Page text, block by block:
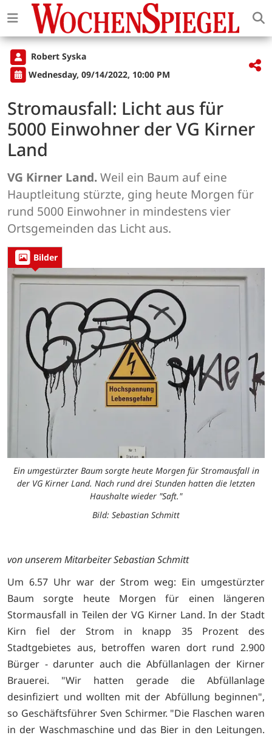
Robert Syska
Wednesday, 09/14/2022, 10:00 PM
Stromausfall: Licht aus für
5000 Einwohner der VG Kirner
Land
VG Kirner Land.Weil ein Baum auf eine
Hauptleitung stürzte, ging heute Morgen für
rund 5000 Einwohner in mindestens vier
Ortsgemeinden das Licht aus.
Bilder
Ein umgestürzter Baum sorgte heute Morgen für Stromausfall in
der VG Kirner Land. Nach rund drei Stunden hatten die letzten
Haushalte wieder "Saft."
Bild: Sebastian Schmitt
von unserem Mitarbeiter Sebastian Schmitt
Um 6.57 Uhr war der Strom weg: Ein umgestürzter
Baum sorgte heute Morgen für einen längeren
Stormausfall in Teilen der VG Kirner Land. In der Stadt
Kirn fiel der Strom in knapp 35 Prozent des
Stadtgebietes aus, betroffen waren dort rund 2.900
Bürger - darunter auch die Abfüllanlagen der Kirner
Brauerei. "Wir hatten gerade die Abfüllanlage
desinfiziert und wollten mit der Abfüllung beginnen",
so Geschäftsführer Sven Schirmer. "Die Flaschen waren
in der Waschmaschine und das Bier in den Leitungen.